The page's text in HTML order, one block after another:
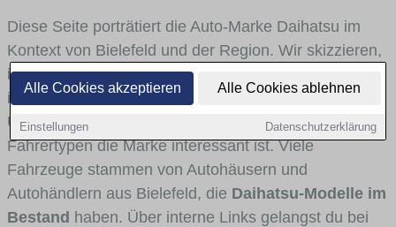
Alle Cookies akzeptieren Alle Cookies ablehnen
Einstellungen Datenschutzerklärung
Diese Seite porträtiert die Auto-Marke Daihatsu im
Kontext von Bielefeld und der Region. Wir skizzieren,
in welchen Fahrzeugklassen Daihatsu stark vertreten
ist, welche Modellreihen häufig im Stadt- und
Umlandverkehr zu sehen sind und für welche
Fahrertypen die Marke interessant ist. Viele
Fahrzeuge stammen von Autohäusern und
Autohändlern aus Bielefeld, die Daihatsu-Modelle im
Bestand haben. Über interne Links gelangst du bei